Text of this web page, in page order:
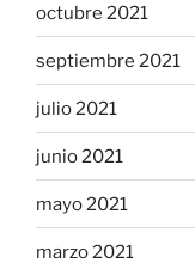
octubre 2021
septiembre 2021
julio 2021
junio 2021
mayo 2021
marzo 2021